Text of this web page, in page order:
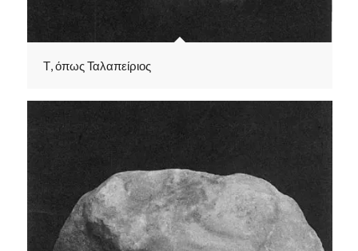
Τ, όπως Ταλαπείριος